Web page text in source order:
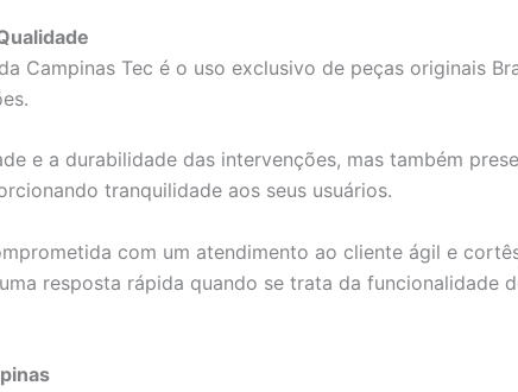
Campinas Tec é o uso exclusivo de peças originais
e a durabilidade das intervenções, mas também
tranquilidade aos seus usuários.
com um atendimento ao cliente ágil e
resposta rápida quando se trata da funcionalidade